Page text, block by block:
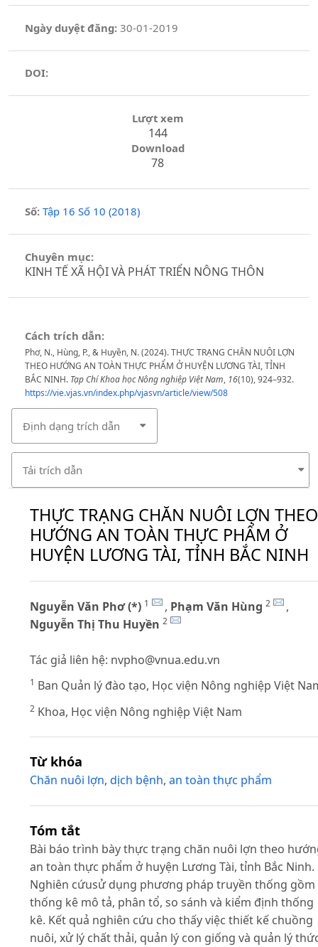
Ngày duyệt đăng:30-01-2019
DOI:
Lượt xem
144
Download
78
Số: Tập 16 Số 10 (2018)
Chuyên mục:
KINH TẾ XÃ HỘI VÀ PHÁT TRIỂN NÔNG THÔN
Cách trích dẫn:
Phơ, N., Hùng, P., & Huyền, N. (2024). THỰC TRẠNG CHĂN NUÔI LỢN
THEO HƯỚNG AN TOÀN THỰC PHẨM Ở HUYỆN LƯƠNG TÀI, TỈNH
BẮC NINH. Tạp Chí Khoa học Nông nghiệp Việt Nam, 16(10), 924–932.
https://vie.vjas.vn/index.php/vjasvn/article/view/508
Định dạng trích dẫn
Tải trích dẫn
THỰC TRẠNG CHĂN NUÔI LỢN THEO
HƯỚNG AN TOÀN THỰC PHẨM Ở
HUYỆN LƯƠNG TÀI, TỈNH BẮC NINH
Nguyễn Văn Phơ (*) 1 , Phạm Văn Hùng 2
,
Nguyễn Thị Thu Huyền 2
Tác giả liên hệ: nvpho@vnua.edu.vn
1 Ban Quản lý đào tạo, Học viện Nông nghiệp Việt
2 Khoa, Học viện Nông nghiệp Việt Nam
Từ khóa
Chăn nuôi lợn, dịch bệnh, an toàn thực phẩm
Tóm tắt
Bài báo trình bày thực trạng chăn nuôi lợn theo
an toàn thực phẩm ở huyện Lương Tài, tỉnh Bắc Ninh.
Nghiên cứusử dụng phương pháp truyền thống gồm
thống kê mô tả, phân tổ, so sánh và kiểm định thống
kê. Kết quả nghiên cứu cho thấy việc thiết kế chuồng
nuôi, xử lý chất thải, quản lý con giống và quản lý